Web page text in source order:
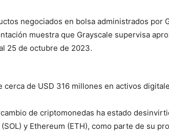
negociados en bolsa administrados por
muestra que Grayscale supervisa
25 de octubre de 2023.
de USD 316 millones en activos
de criptomonedas ha estado
y Ethereum (ETH), como parte de su